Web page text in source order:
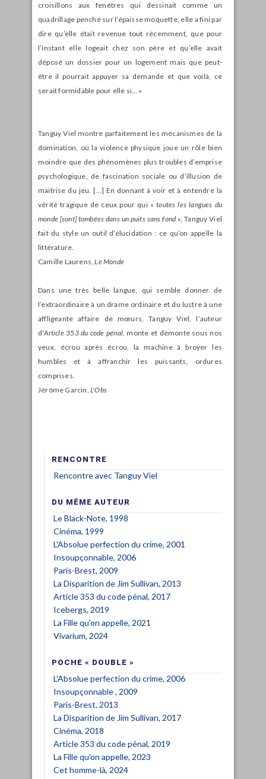
croisillons aux fenêtres qui dessinait comme un
quadrillage penché sur l’épaisse moquette, elle a fini par
dire qu’elle était revenue tout récemment, que pour
l’instant elle logeait chez son père et qu’elle avait
déposé un dossier pour un logement mais que peut-
être il pourrait appuyer sa demande et que voilà, ce
serait formidable pour elle si… »
Tanguy Viel montre parfaitement les mécanismes de la
domination, où la violence physique joue un rôle bien
moindre que des phénomènes plus troubles d’emprise
psychologique, de fascination sociale ou d’illusion de
maitrise du jeu. […] En donnant à voir et à entendre la
vérité tragique de ceux pour qui «toutes les langues du
monde [sont] tombées dans un puits sans fond », Tanguy Viel
fait du style un outil d’élucidation : ce qu’on appelle la
littérature.
Camille Laurens,Le Monde
Dans une très belle langue, qui semble donner de
l’extraordinaire à un drame ordinaire et du lustre à une
affligeante affaire de mœurs, Tanguy Viel, l’auteur
d’Article 353 du code pénal, monte et démonte sous nos
yeux, écrou après écrou, la machine à broyer les
humbles et à affranchir les puissants, ordures
comprises.
Jérôme Garcin, L'Obs
RENCONTRE
Rencontre avec Tanguy Viel
DU MÊME AUTEUR
Le Black-Note, 1998
Cinéma, 1999
L'Absolue perfection du crime, 2001
Insoupçonnable, 2006
Paris-Brest, 2009
La Disparition de Jim Sullivan, 2013
Article 353 du code pénal, 2017
Icebergs, 2019
La Fille qu'on appelle, 2021
Vivarium, 2024
POCHE « DOUBLE »
L'Absolue perfection du crime, 2006
Insoupçonnable , 2009
Paris-Brest, 2013
La Disparition de Jim Sullivan, 2017
Cinéma, 2018
Article 353 du code pénal, 2019
La Fille qu'on appelle, 2023
Cet homme-là, 2024